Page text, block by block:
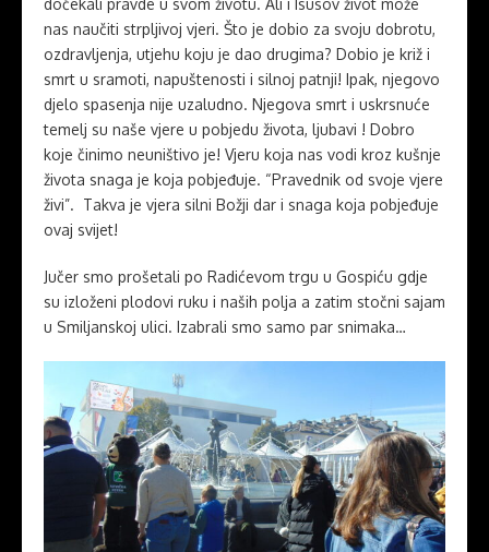
dočekali pravde u svom životu. Ali i Isusov život može
nas naučiti strpljivoj vjeri. Što je dobio za svoju dobrotu,
ozdravljenja, utjehu koju je dao drugima? Dobio je križ i
smrt u sramoti, napuštenosti i silnoj patnji! Ipak, njegovo
djelo spasenja nije uzaludno. Njegova smrt i uskrsnuće
temelj su naše vjere u pobjedu života, ljubavi ! Dobro
koje činimo neuništivo je! Vjeru koja nas vodi kroz kušnje
života snaga je koja pobjeđuje. “Pravednik od svoje vjere
živi”. Takva je vjera silni Božji dar i snaga koja pobjeđuje
ovaj svijet!
Jučer smo prošetali po Radićevom trgu u Gospiću gdje
su izloženi plodovi ruku i naših polja a zatim stočni sajam
u Smiljanskoj ulici. Izabrali smo samo par snimaka…